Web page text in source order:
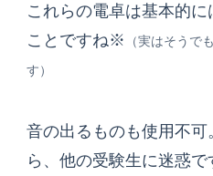
これらの電卓は基本的
ことですね※
（実はそうで
す）
音の出るものも使用不
ら、他の受験生に迷惑で